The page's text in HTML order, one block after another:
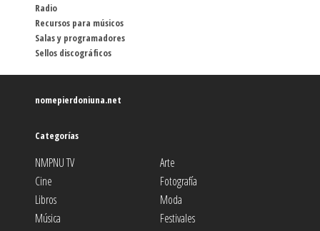
Radio
Recursos para músicos
Salas y programadores
Sellos discográficos
nomepierdoniuna.net
Categorías
NMPNU TV
Arte
Cine
Fotografía
Libros
Moda
Música
Festivales